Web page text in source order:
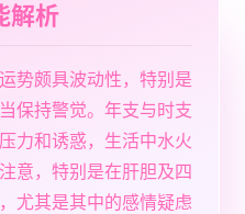
解析
势颇具波动性，特别是
保持警觉。年支与时支
力和诱惑，生活中水火
意，特别是在肝胆及四
尤其是其中的感情疑虑